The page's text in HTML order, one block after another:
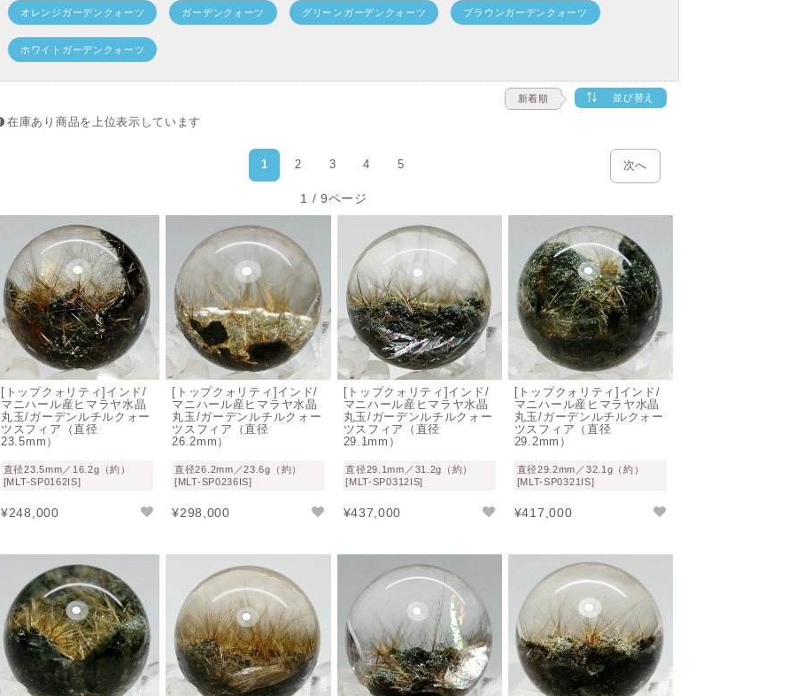
ガーデンクォーツ鉱物概要
名称 ガーデンクォーツ、ガーデン水晶
英語名 Garden Quartz
庭園水晶（ていえんすいしょう）
比重 2.54～2.64
屈折率 1.54～1.55
光沢 ガラス光沢
結晶系 六方晶系
※内包水晶のため、基本的に水晶としての情報となります。
ガーデンクォーツおすすめ商品を見る
ガーデンクォーツの品質価値
人気で言えば、ホワイト系鉱物が内包されたホワイトガーデンクォーツや、ワンカラーで統一されたタイ
プは高値で取引される傾向にあります。
しかし、ガーデンクォーツに関して品質を問うことは大変難しく、内包された鉱物は様々ですので優劣を
オレンジガーデンクォーツ ガーデンクォーツ グリーンガーデンクォーツ ブラウンガーデンクォーツ
ホワイトガーデンクォーツ
新着順 並び替え
在庫あり商品を上位表示しています
1 2 3 4 5 次へ
1 / 9ページ
[トップクォリティ]インド/
マニハール産ヒマラヤ水晶
丸玉/ガーデンルチルクォー
ツスフィア（直径
23.5mm）
直径23.5mm／16.2g（約）
[MLT-SP0162IS]
¥248,000
[トップクォリティ]インド/
マニハール産ヒマラヤ水晶
丸玉/ガーデンルチルクォー
ツスフィア（直径
26.2mm）
直径26.2mm／23.6g（約）
[MLT-SP0236IS]
¥298,000
[トップクォリティ]インド/
マニハール産ヒマラヤ水晶
丸玉/ガーデンルチルクォー
ツスフィア（直径
29.1mm）
直径29.1mm／31.2g（約）
[MLT-SP0312IS]
¥437,000
[トップクォリティ]インド/
マニハール産ヒマラヤ水晶
丸玉/ガーデンルチルクォー
ツスフィア（直径
29.2mm）
直径29.2mm／32.1g（約）
[MLT-SP0321IS]
¥417,000